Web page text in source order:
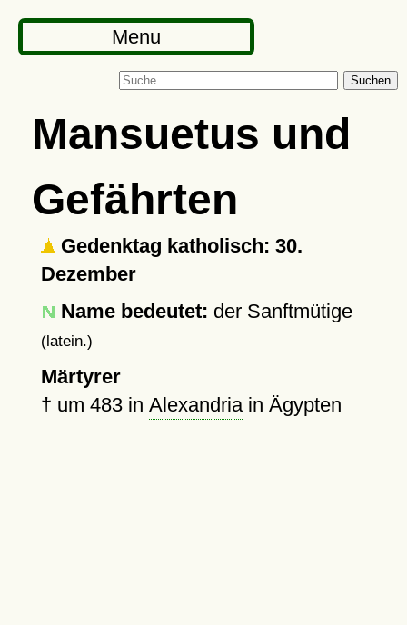
Menu
Suchen
Mansuetus und
Gefährten
Gedenktag katholisch: 30.
Dezember
Name bedeutet: der Sanftmütige
(latein.)
Märtyrer
† um 483in Alexandriain Ägypten